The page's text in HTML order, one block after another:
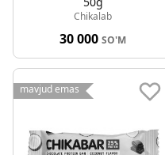
Chikalab
30 000 SO'M
mavjud emas